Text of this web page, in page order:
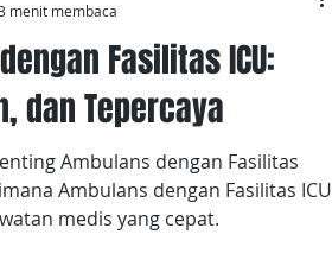
ICU Home Care
Fasilitas ICU:
dan Tepercaya
Ambulans dengan Fasilitas
Ambulans dengan Fasilitas ICU
medis yang cepat.
menit membaca